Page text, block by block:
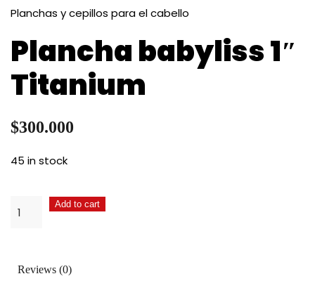
Planchas y cepillos para el cabello
Plancha babyliss 1″
Titanium
$300.000
45 in stock
babyliss
Add to cart
Reviews (0)